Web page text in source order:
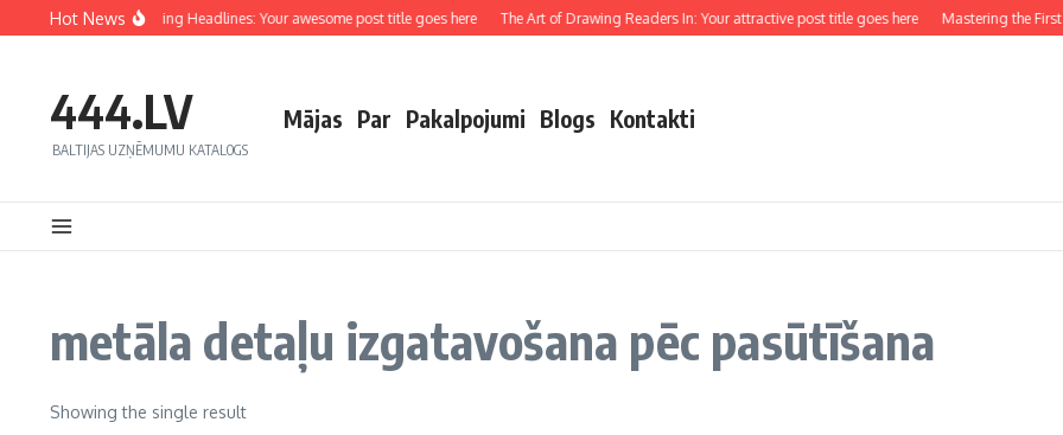
Hot News
Crafting Captivating Headlines: Your awesome post title goes here The Art of Drawing Readers In: Your attractive post title goes here Mastering the First
444.LV
BALTIJAS UZŅĒMUMU KATALOGS
Mājas Par Pakalpojumi Blogs Kontakti
metāla detaļu izgatavošana pēc pasūtīšana
Showing the single result